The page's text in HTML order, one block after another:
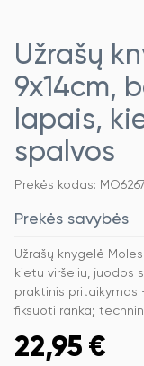
Užrašų
9x14cm,
lapais,
spalvos
Prekės kodas:
Prekės savybės
Užrašų knygelė
kietu viršeliu, juodos
praktinis pritaikymas
fiksuoti ranka;
22,95 €